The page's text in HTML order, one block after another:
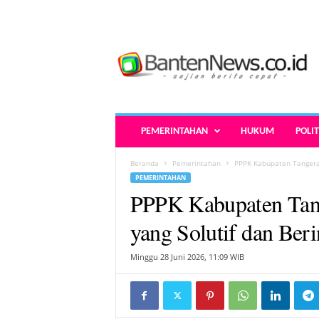
n
-
PEMERINTAHAN HUKUM
Beranda Pemerintahan PPPK Kabupaten
PEMERINTAHAN
PPPK Kabupaten
yang Solutif dan
Minggu 28 Juni 2026, 11:09 WIB